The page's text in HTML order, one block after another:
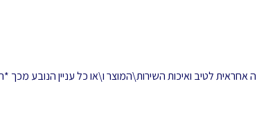
אחראית לטיב ואיכות השירות\המוצר ו\או כל עניין הנובע